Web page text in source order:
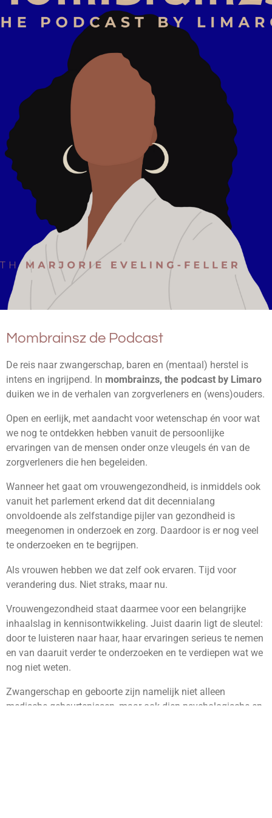
Mombrainsz de Podcast
De reis naar zwangerschap, baren en (mentaal) herstel is
intens en ingrijpend. In mombrainzs, the podcast by Limaro
duiken we in de verhalen van zorgverleners en (wens)ouders.
Open en eerlijk, met aandacht voor wetenschap én voor wat
we nog te ontdekken hebben vanuit de persoonlijke
ervaringen van de mensen onder onze vleugels én van de
zorgverleners die hen begeleiden.
Wanneer het gaat om vrouwengezondheid, is inmiddels ook
vanuit het parlement erkend dat dit decennialang
onvoldoende als zelfstandige pijler van gezondheid is
meegenomen in onderzoek en zorg. Daardoor is er nog veel
te onderzoeken en te begrijpen.
Als vrouwen hebben we dat zelf ook ervaren. Tijd voor
verandering dus. Niet straks, maar nu.
Vrouwengezondheid staat daarmee voor een belangrijke
inhaalslag in kennisontwikkeling. Juist daarin ligt de sleutel:
door te luisteren naar haar, haar ervaringen serieus te nemen
en van daaruit verder te onderzoeken en te verdiepen wat we
nog niet weten.
Zwangerschap en geboorte zijn namelijk niet alleen
medische gebeurtenissen, maar ook diep psychologische en